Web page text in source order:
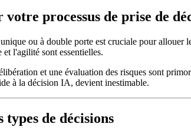
processus de prise de
ou à double porte est cruciale pour
l'agilité sont essentielles.
et une évaluation des risques sont
à la décision IA, devient inestimable.
de décisions